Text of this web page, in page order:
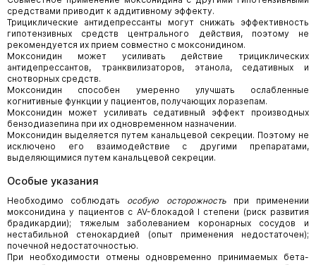
средствами приводит к аддитивному эффекту.
Трициклические антидепрессанты могут снижать эффективность
гипотензивных средств центрального действия, поэтому не
рекомендуется их прием совместно с моксонидином.
Моксонидин может усиливать действие трициклических
антидепрессантов, транквилизаторов, этанола, седативных и
снотворных средств.
Моксонидин способен умеренно улучшать ослабленные
когнитивные функции у пациентов, получающих лоразепам.
Моксонидин может усиливать седативный эффект производных
бензодиазепина при их одновременном назначении.
Моксонидин выделяется путем канальцевой секреции. Поэтому не
исключено его взаимодействие с другими препаратами,
выделяющимися путем канальцевой секреции.
Особые указания
Необходимо соблюдать особую осторожностьпри применении
моксонидина у пациентов с AV-блокадой I степени (риск развития
брадикардии); тяжелым заболеванием коронарных сосудов и
нестабильной стенокардией (опыт применения недостаточен);
почечной недостаточностью.
При необходимости отмены одновременно принимаемых бета-